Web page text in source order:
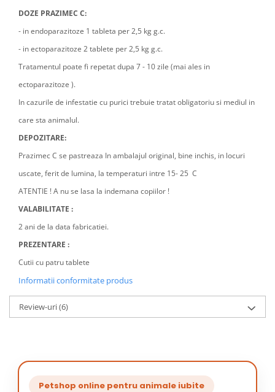
DOZE PRAZIMEC C:
- in endoparazitoze 1 tableta per 2,5 kg g.c.
- in ectoparazitoze 2 tablete per 2,5 kg g.c.
Tratamentul poate fi repetat dupa 7 - 10 zile (mai ales in
ectoparazitoze ).
In cazurile de infestatie cu purici trebuie tratat obligatoriu si mediul in
care sta animalul.
DEPOZITARE:
Prazimec C se pastreaza In ambalajul original, bine inchis, in locuri
uscate, ferit de lumina, la temperaturi intre 15- 25 C
ATENTIE ! A nu se lasa la indemana copiilor !
VALABILITATE :
2 ani de la data fabricatiei.
PREZENTARE :
Cutii cu patru tablete
Informatii conformitate produs
Review-uri(6)
Petshop online pentru animale iubite